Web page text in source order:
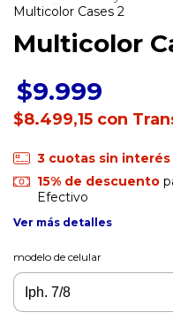
Multicolor Cases 2
Multicolor
$9.999
$8.499,15 con
3 cuotas sin interés
15% de descuento
Efectivo
Ver más detalles
modelo de celular